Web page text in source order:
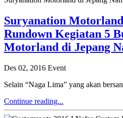
Suryanation
Rundown Kegiatan 5
Motorland di Jepang
Des 02, 2016 Event
Selain “Naga Lima” yang akan
Continue reading...